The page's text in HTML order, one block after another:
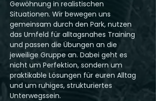
Gewöhnung in realistischen
Situationen. Wir bewegen uns
gemeinsam durch den Park, nutzen
das Umfeld für alltagsnahes Training
und passen die Übungen an die
jeweilige Gruppe an. Dabei geht es
nicht um Perfektion, sondern um
praktikable Lösungen für euren Alltag
und um ruhiges, strukturiertes
Unterwegssein.